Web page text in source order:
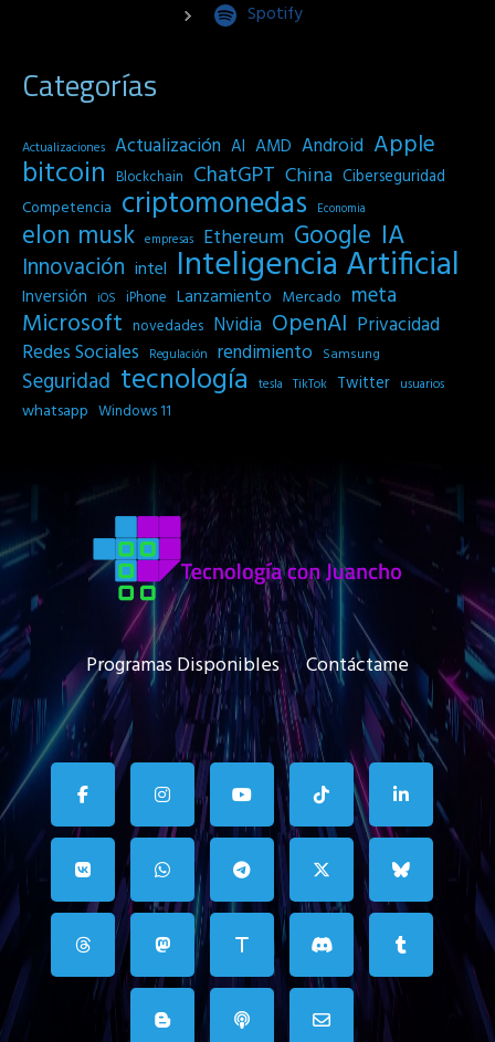
Spotify
Categorías
Actualizaciones Actualización AI AMD Android Apple
bitcoin Blockchain ChatGPT China Ciberseguridad
Competencia criptomonedas Economia
elon musk empresas Ethereum Google IA
Innovación intel Inteligencia Artificial
Inversión iOS iPhone Lanzamiento Mercado meta
Microsoft novedades Nvidia OpenAI Privacidad
Redes Sociales
Regulación rendimiento Samsung
Seguridad tecnología tesla TikTok Twitter usuarios
whatsapp Windows 11
Programas Disponibles Contáctame